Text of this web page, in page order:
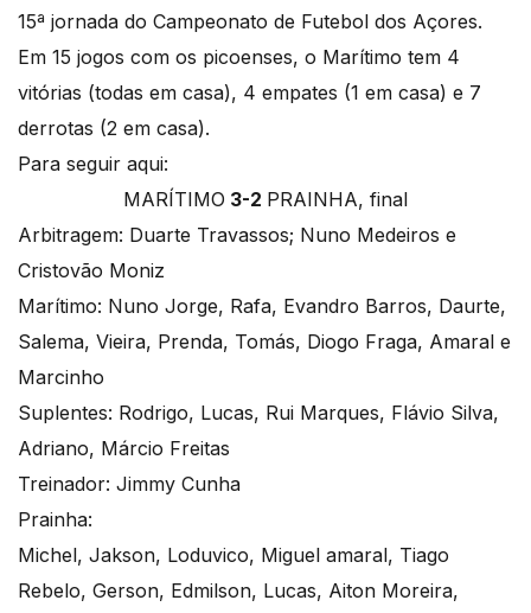
15ª jornada do Campeonato de Futebol dos Açores.
Em 15 jogos com os picoenses, o Marítimo tem 4
vitórias (todas em casa), 4 empates (1 em casa) e 7
derrotas (2 em casa).
Para seguir aqui:
MARÍTIMO 3-2 PRAINHA, final
Arbitragem: Duarte Travassos; Nuno Medeiros e
Cristovão Moniz
Marítimo: Nuno Jorge, Rafa, Evandro Barros, Daurte,
Salema, Vieira, Prenda, Tomás, Diogo Fraga, Amaral e
Marcinho
Suplentes: Rodrigo, Lucas, Rui Marques, Flávio Silva,
Adriano, Márcio Freitas
Treinador: Jimmy Cunha
Prainha:
Michel, Jakson, Loduvico, Miguel amaral, Tiago
Rebelo, Gerson, Edmilson, Lucas, Aiton Moreira,